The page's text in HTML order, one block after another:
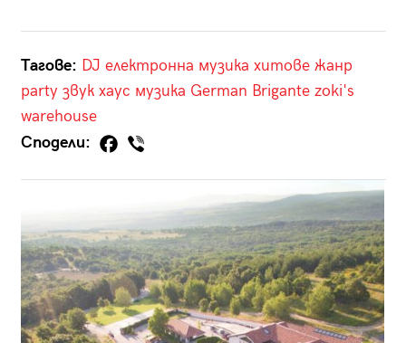
Тагове: DJ електронна музика хитове жанр
party звук хаус музика German Brigante zoki's
warehouse
Сподели: